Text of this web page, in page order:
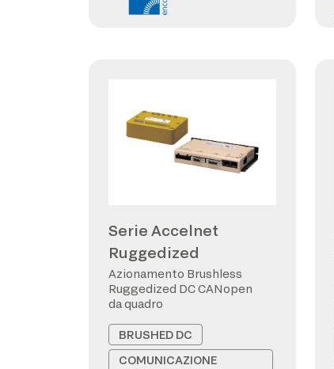
Serie Accelnet
Ruggedized
Azionamento Brushless
Ruggedized DC CANopen
da quadro
BRUSHED DC
COMUNICAZIONE